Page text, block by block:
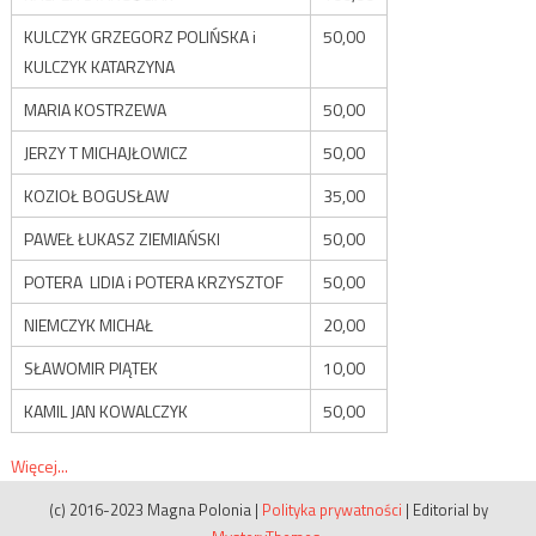
KULCZYK GRZEGORZ POLIŃSKA i
KULCZYK KATARZYNA
50,00
MARIA KOSTRZEWA
50,00
JERZY T MICHAJŁOWICZ
50,00
KOZIOŁ BOGUSŁAW
35,00
PAWEŁ ŁUKASZ ZIEMIAŃSKI
50,00
POTERA LIDIA i POTERA KRZYSZTOF
50,00
NIEMCZYK MICHAŁ
20,00
SŁAWOMIR PIĄTEK
10,00
KAMIL JAN KOWALCZYK
50,00
Więcej...
(c) 2016-2023 Magna Polonia | Polityka prywatności | Editorial by